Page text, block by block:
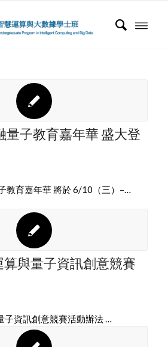
量子教育嘉年華 盛大登
教育嘉年華 將於 6/10（三）–…
與量子資訊創意競賽
子資訊創意競賽活動辦法 …